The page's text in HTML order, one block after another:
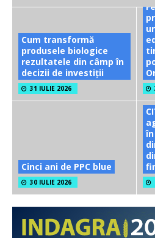
Cum transformă
produsele biologice
rezultatele din câmp în
decizii de investiții
31 IULIE 2026
Cinci ani de PPC blue
30 IULIE 2026
în